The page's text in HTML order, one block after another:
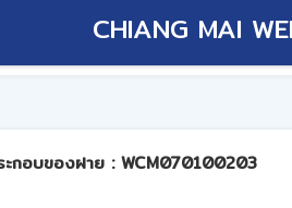
CHIANG MAI
กอบของฝาย : WCM070100203